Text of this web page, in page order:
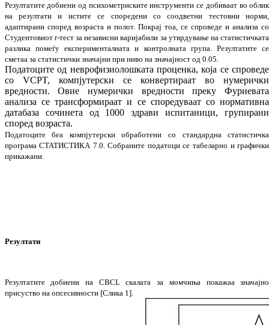
Резултатите добиени од психометриските ин­ст­рументи се добиваат во облик
нарезултати и истите се споредени со соодветни тес­­товни норми,
адаптирани според возраста и по­лот. Покрај тоа, се спроведе и анализа со
Сту­ден­товиот t-тест за независни варијабили за утвр­дување на статистичката
разлика помеѓу експе­рименталната и контролната група. Резул­татите се
сметаа за статистички значајни при ниво на значајност од 0.05.
Пода­тоците од неврофизиолошката про­цен­ка, која се спроведе
со VCPT, компјутерски се конвер­тираат во нумерички
вредности. Овие нуме­рички вредности преку Фу­рие­ва­та
анализа се трансформираат и се спо­ре­ду­ва­ат со нор­ма­тивна
датабаза сочинета од 1000 здрави испи­та­ници, групирани
според воз­раста.
Податоците беа компјутерски обработени со стан­­дардна статистичка
програма СТА­ТИ­СТИКА 7.0. Собраните податоци се та­бе­лар­но и графички
прикажани.
Резултати
Резултатите добиени на CBCL скалата за мом­чиња покажаа значајно
присуство на опсесив­ности [Слика1].